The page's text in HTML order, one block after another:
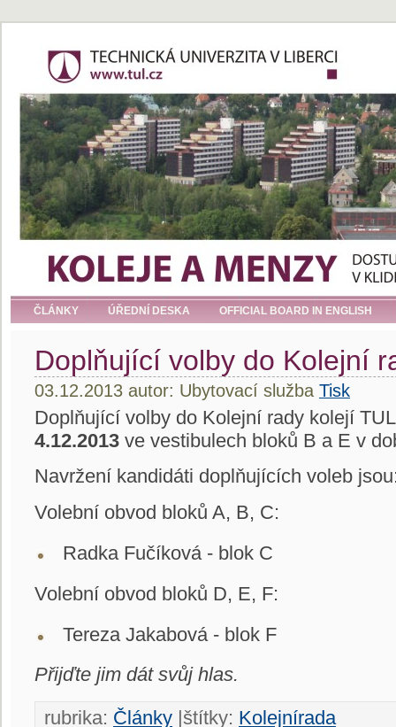
ČLÁNKY ÚŘEDNÍ DESKA OFFICIAL BOARD IN ENGLISH
Doplňující volby do Kolejní
03.12.2013 autor: Ubytovací služba Tisk
Doplňující volby do Kolejní rady kolejí
4.12.2013 ve vestibulech bloků B a E v
Navržení kandidáti doplňujících voleb
Volební obvod bloků A, B, C:
Radka Fučíková - blok C
Volební obvod bloků D, E, F:
Tereza Jakabová - blok F
Přijďte jim dát svůj hlas.
rubrika: Články |štítky: Kolejnírada